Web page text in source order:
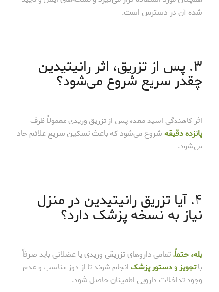
شده آن در دسترس است.
۳. پس از تزریق، اثر رانیتیدین
چقدر سریع شروع می‌شود؟
اثر کاهندگی اسید معده پس از تزریق وریدی معمولاً ظرف
پانزده دقیقهشروع می‌شود که باعث تسکین سریع علائم حاد
می‌شود.
۴. آیا تزریق رانیتیدین در منزل
نیاز به نسخه پزشک دارد؟
بله، حتماً.تمامی داروهای تزریقی وریدی یا عضلانی باید صرفاً
باتجویز و دستور پزشکانجام شوند تا از دوز مناسب و عدم
وجود تداخلات دارویی اطمینان حاصل شود.